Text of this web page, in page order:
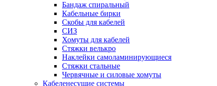
Бандаж спиральный
Кабельные бирки
Cкобы для кабелей
СИЗ
Хомуты для кабелей
Стяжки велькро
Наклейки самоламинирующиеся
Стяжки стальные
Червячные и силовые хомуты
Кабеленесущие системы